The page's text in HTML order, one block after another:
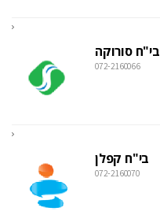
בי"ח סורוקה
072-2160066
בי"ח קפלן
072-2160070